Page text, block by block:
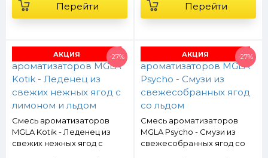
Перейти Перейти
АКЦИЯ -27%
Смесь ароматизаторов
MGLA Kotik - Леденец из
свежих нежных ягод с
АКЦИЯ -27%
Смесь ароматизаторов
MGLA Psycho - Cмузи из
свежесобранных ягод со